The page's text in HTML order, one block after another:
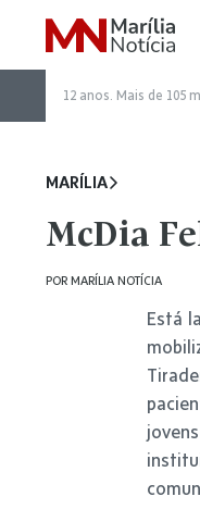
12 anos. Mais de 105
MARÍLIA
McDia
POR MARÍLIA NOTÍCIA
Está